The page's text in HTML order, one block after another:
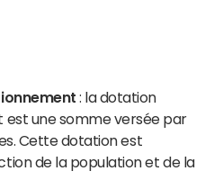
: la dotation
une somme versée par
Cette dotation est
de la population et de la